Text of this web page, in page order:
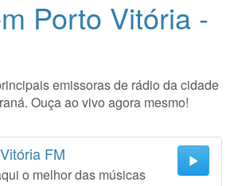
Porto Vitória -
emissoras de rádio da cidade
Ouça ao vivo agora mesmo!
FM
o melhor das músicas